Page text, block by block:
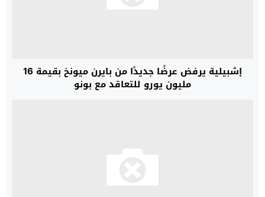
إشبيلية يرفض عرضًا جديدًا من بايرن ميونخ بقيمة 16
مليون يورو للتعاقد مع بونو